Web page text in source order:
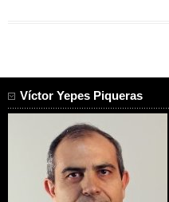
Víctor Yepes Piqueras